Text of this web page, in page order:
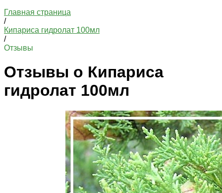
Главная страница
/
Кипариса гидролат 100мл
/
Отзывы
Отзывы о Кипариса
гидролат 100мл